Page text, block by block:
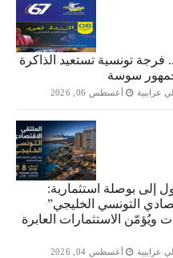
فرجة تونسية تستعيد الذاكرة
سوسة
أغسطس 06, 2026
إلى بوصلة استثمارية:
التونسي الخليجي”
ويُؤمّن الاستثمارات العابرة
أغسطس 04, 2026